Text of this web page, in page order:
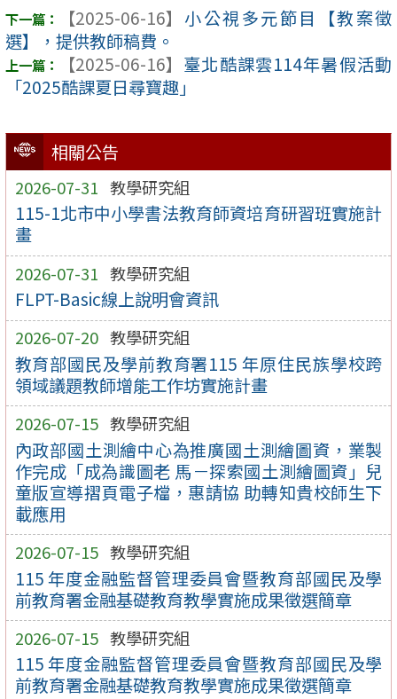
相關公告
2026-07-31 教學研究組
115-1北市中小學書法教育師資培育研習班實施計
畫
2026-07-31 教學研究組
FLPT-Basic線上說明會資訊
2026-07-20 教學研究組
教育部國民及學前教育署115 年原住民族學校跨
領域議題教師增能工作坊實施計畫
2026-07-15 教學研究組
內政部國土測繪中心為推廣國土測繪圖資，業製
作完成「成為識圖老 馬－探索國土測繪圖資」兒
童版宣導摺頁電子檔，惠請協 助轉知貴校師生下
載應用
2026-07-15 教學研究組
115 年度金融監督管理委員會暨教育部國民及學
前教育署金融基礎教育教學實施成果徵選簡章
2026-07-15 教學研究組
115 年度金融監督管理委員會暨教育部國民及學
前教育署金融基礎教育教學實施成果徵選簡章
【2025-06-16】 小公視多元節目【教案徵
選】，提供教師稿費。
【2025-06-16】 臺北酷課雲114年暑假活動
「2025酷課夏日尋寶趣」